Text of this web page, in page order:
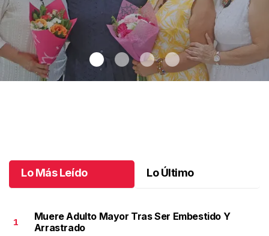
Lo Más Leído Lo Último
1
Muere Adulto Mayor Tras Ser Embestido Y
Arrastrado